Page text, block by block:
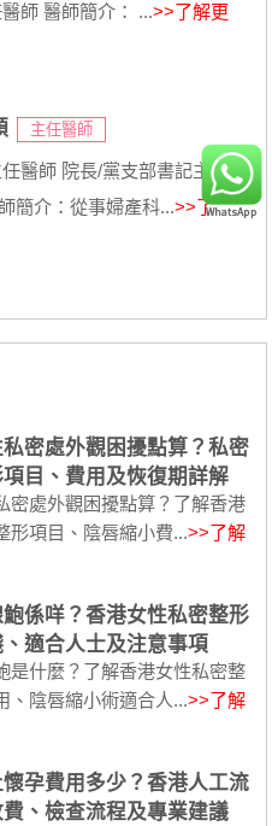
師 醫師簡介： ...>>了解更
主任醫師
醫師 院長/黨支部書記主任
簡介：從事婦產科...>>了
私密處外觀困擾點算？私密
目、費用及恢復期詳解
密處外觀困擾點算？了解香港
形項目、陰唇縮小費...>>了解
係咩？香港女性私密整形
適合人士及注意事項
是什麼？了解香港女性私密整
、陰唇縮小術適合人...>>了解
孕費用多少？香港人工流
費、檢查流程及專業建議